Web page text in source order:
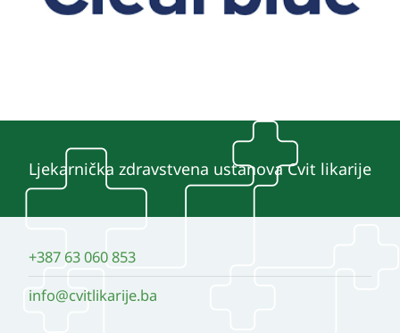
Ljekarnička zdravstvena ustanova Cvit likarije
+387 63 060 853
info@cvitlikarije.ba